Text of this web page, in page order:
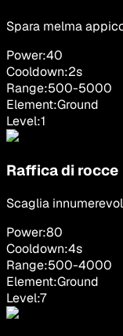
Spara melma
Power:40
Cooldown:2s
Range:500-5000
Element:Ground
Level:1
Raffica di rocce
Scaglia
Power:80
Cooldown:4s
Range:500-4000
Element:Ground
Level:7